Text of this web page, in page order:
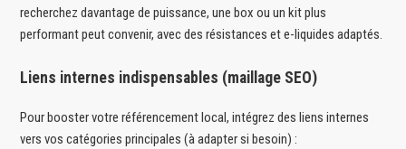
recherchez davantage de puissance, une box ou un kit plus
performant peut convenir, avec des résistances et e-liquides adaptés.
Liens internes indispensables (maillage SEO)
Pour booster votre référencement local, intégrez des liens internes
vers vos catégories principales (à adapter si besoin) :